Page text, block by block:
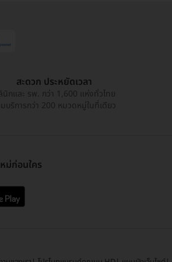
สะดวก ประหยัดเวลา
นิกและ รพ. กว่า 1,600 แห่งทั่วไทย
บริการกว่า 200 หมวดหมู่ในที่เดียว
ม่ก่อนใคร